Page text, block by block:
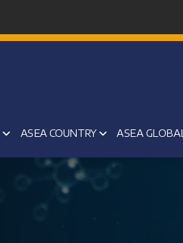
ASEA COUNTRY ASEA GLOBAL